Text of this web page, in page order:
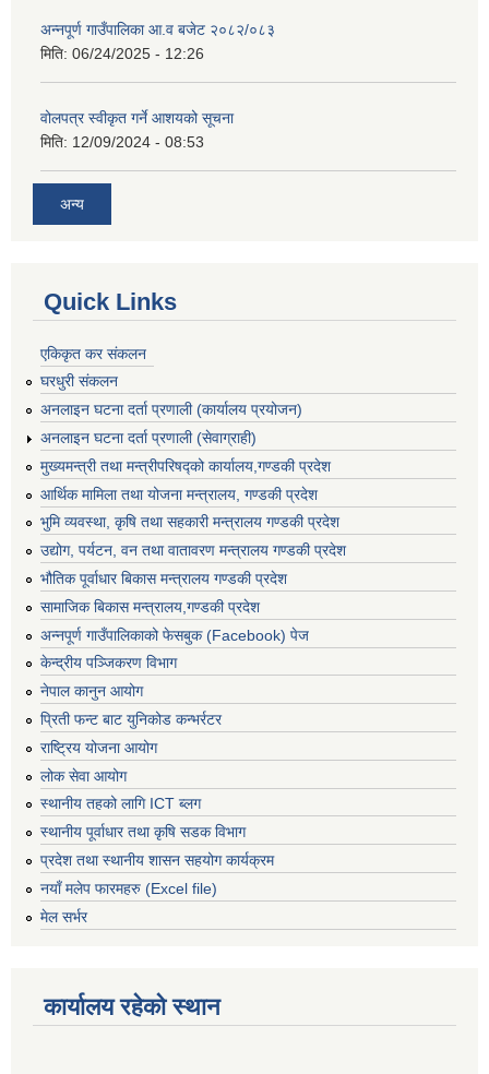
अन्नपूर्ण गाउँपालिका आ.व बजेट २०८२/०८३
मिति: 06/24/2025 - 12:26
वोलपत्र स्वीकृत गर्ने आशयको सूचना
मिति: 12/09/2024 - 08:53
अन्य
Quick Links
एकिकृत कर संकलन
घरधुरी संकलन
अनलाइन घटना दर्ता प्रणाली (कार्यालय प्रयोजन)
अनलाइन घटना दर्ता प्रणाली (सेवाग्राही)
मुख्यमन्त्री तथा मन्त्रीपरिषद्को कार्यालय,गण्डकी प्रदेश
आर्थिक मामिला तथा योजना मन्त्रालय, गण्डकी प्रदेश
भुमि व्यवस्था, कृषि तथा सहकारी मन्त्रालय गण्डकी प्रदेश
उद्योग, पर्यटन, वन तथा वातावरण मन्त्रालय गण्डकी प्रदेश
भौतिक पूर्वाधार बिकास मन्त्रालय गण्डकी प्रदेश
सामाजिक बिकास मन्त्रालय,गण्डकी प्रदेश
अन्नपूर्ण गाउँपालिकाको फेसबुक (Facebook) पेज
केन्द्रीय पञ्जिकरण विभाग
नेपाल कानुन आयोग
प्रिती फन्ट बाट युनिकोड कन्भर्रटर
राष्ट्रिय योजना आयोग
लोक सेवा आयोग
स्थानीय तहको लागि ICT ब्लग
स्थानीय पूर्वाधार तथा कृषि सडक विभाग
प्रदेश तथा स्थानीय शासन सहयोग कार्यक्रम
नयाँ मलेप फारमहरु (Excel file)
मेल सर्भर
कार्यालय रहेको स्थान